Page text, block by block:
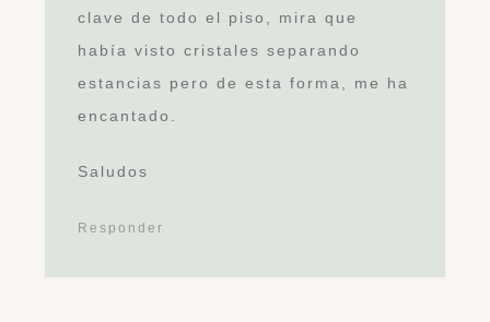
clave de todo el piso, mira que
había visto cristales separando
estancias pero de esta forma, me ha
encantado.
Saludos
Responder